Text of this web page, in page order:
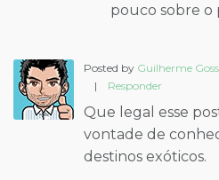
pouco sobre o
Posted by Guilherme
|
Responder
Que legal esse
vontade de
destinos exóticos.